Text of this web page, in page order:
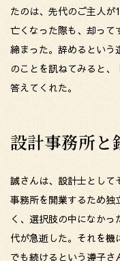
たのは、先代のご主人
亡くなった際も、却って
締まった。辞めるという
のことを訊ねてみると、
答えてくれた。
設計事務所と
誠さんは、設計士として
事務所を開業するため独
く、選択肢の中になか
代が急逝した。それを機
でも続けるという遵子さ